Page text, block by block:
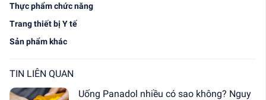
Thực phẩm chức năng
Trang thiết bị Y tế
Sản phẩm khác
TIN LIÊN QUAN
Uống Panadol nhiều có sao không? Nguy